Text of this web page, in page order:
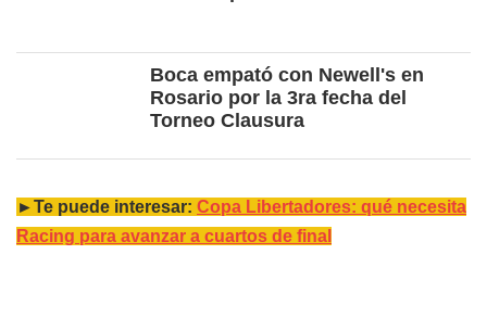
Boca empató con Newell's en
Rosario por la 3ra fecha del
Torneo Clausura
►Te puede interesar: Copa Libertadores: qué necesita
Racing para avanzar a cuartos de final